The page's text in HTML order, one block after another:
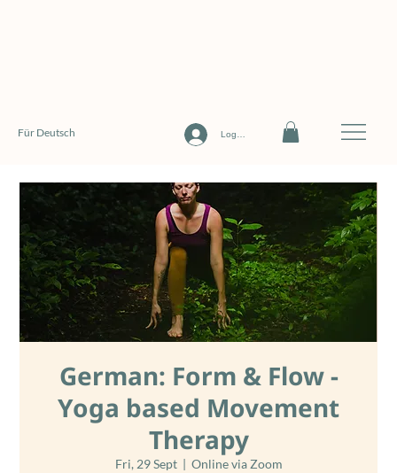
Log In
Für Deutsch
German: Form & Flow -
Yoga based Movement
Therapy
Fri, 29 Sept
  |
Online via Zoom